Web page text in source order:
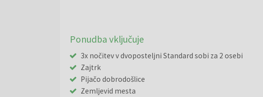
Ponudba vključuje
3x nočitev v dvoposteljni Standard sobi za 2 osebi
Zajtrk
Pijačo dobrodošlice
Zemljevid mesta